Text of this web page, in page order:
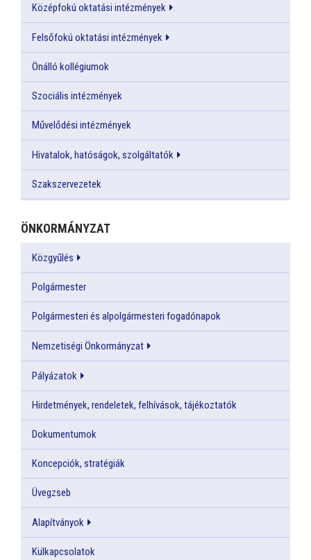
Középfokú oktatási intézmények
Felsőfokú oktatási intézmények
Önálló kollégiumok
Szociális intézmények
Művelődési intézmények
Hivatalok, hatóságok, szolgáltatók
Szakszervezetek
ÖNKORMÁNYZAT
Közgyűlés
Polgármester
Polgármesteri és alpolgármesteri fogadónapok
Nemzetiségi Önkormányzat
Pályázatok
Hirdetmények, rendeletek, felhívások, tájékoztatók
Dokumentumok
Koncepciók, stratégiák
Üvegzseb
Alapítványok
Külkapcsolatok